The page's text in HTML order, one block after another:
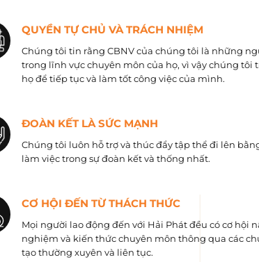
QUYỀN TỰ CHỦ VÀ TRÁCH NHIỆM
Chúng tôi tin rằng CBNV của chúng tôi là những
trong lĩnh vực chuyên môn của họ, vì vậy chúng tôi
họ để tiếp tục và làm tốt công việc của mình.
ĐOÀN KẾT LÀ SỨC MẠNH
Chúng tôi luôn hỗ trợ và thúc đẩy tập thể đi lên
làm việc trong sự đoàn kết và thống nhất.
CƠ HỘI ĐẾN TỪ THÁCH THỨC
Mọi người lao động đến với Hải Phát đều có cơ hội
nghiệm và kiến ​​thức chuyên môn thông qua các
tạo thường xuyên và liên tục.